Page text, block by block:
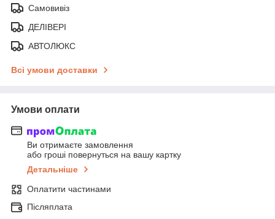
Самовивіз
ДЕЛІВЕРІ
АВТОЛЮКС
Всі умови доставки
Умови оплати
Ви отримаєте замовлення
або гроші повернуться на вашу картку
Детальніше
Оплатити частинами
Післяплата